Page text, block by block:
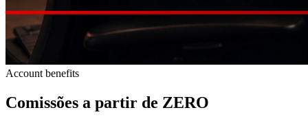
Account benefits
Comissões a partir de ZERO